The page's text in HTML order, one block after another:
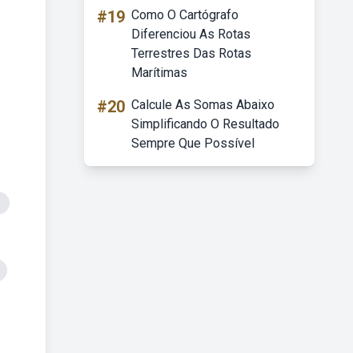
#19 Como O Cartógrafo
Diferenciou As Rotas
Terrestres Das Rotas
Marítimas
#20 Calcule As Somas Abaixo
Simplificando O Resultado
Sempre Que Possível